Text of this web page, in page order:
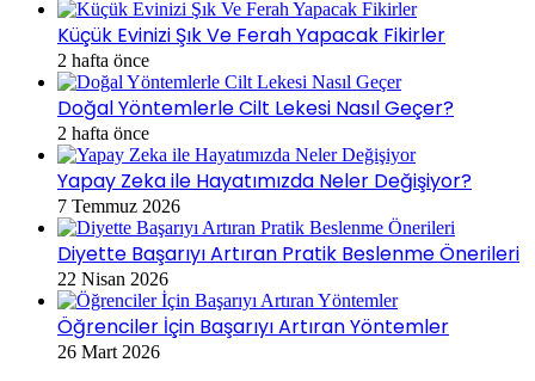
Küçük Evinizi Şık Ve Ferah Yapacak Fikirler
2 hafta önce
Doğal Yöntemlerle Cilt Lekesi Nasıl Geçer?
2 hafta önce
Yapay Zeka ile Hayatımızda Neler Değişiyor?
7 Temmuz 2026
Diyette Başarıyı Artıran Pratik Beslenme Önerileri
22 Nisan 2026
Öğrenciler İçin Başarıyı Artıran Yöntemler
26 Mart 2026